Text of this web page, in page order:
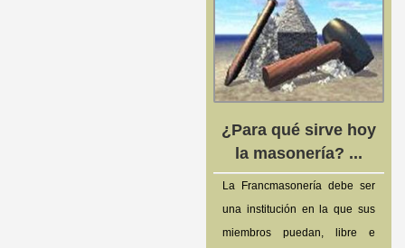
¿Para qué sirve hoy
la masonería? ...
La Francmasonería debe ser
una institución en la que sus
miembros puedan, libre e